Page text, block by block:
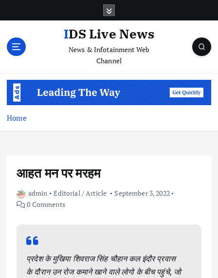
IDS Live News
News & Infotainment Web
Channel
Home
आहत मन पर मरहम
admin Editorial / Article
September 3, 2022
0 Comments
प्रदेश के मुखिया शिवराज सिंह चौहान कल इंदौर प्रवास
के दौरान उन रोज कमाने खाने वाले लोगो के बीच पहुंचे, जो